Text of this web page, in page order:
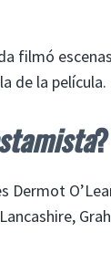
filmó
de la película.
?
Dermot